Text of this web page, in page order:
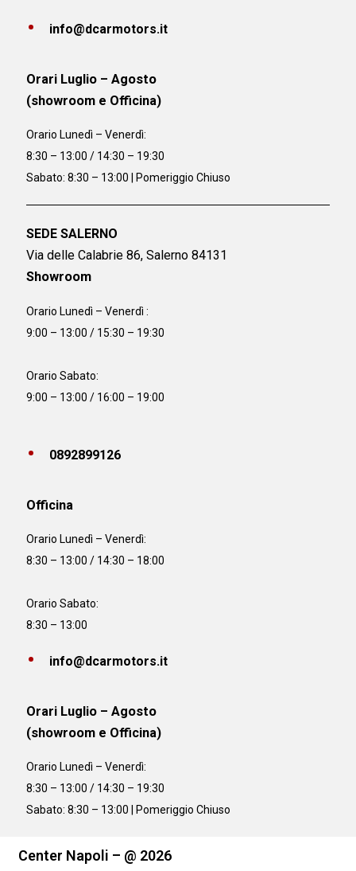
info@dcarmotors.it
Orari Luglio – Agosto
(showroom e Officina)
Orario Lunedì – Venerdì:
8:30 – 13:00 / 14:30 – 19:30
Sabato: 8:30 – 13:00 | Pomeriggio Chiuso
SEDE SALERNO
Via delle Calabrie 86, Salerno 84131
Showroom
Orario Lunedì – Venerdì :
9:00 – 13:00 / 15:30 – 19:30
Orario Sabato:
9:00 – 13:00 / 16:00 – 19:00
0892899126
Officina
Orario Lunedì – Venerdì:
8:30 – 13:00 / 14:30 – 18:00
Orario Sabato:
8:30 – 13:00
info@dcarmotors.it
Orari Luglio – Agosto
(showroom e Officina)
Orario Lunedì – Venerdì:
8:30 – 13:00 / 14:30 – 19:30
Sabato: 8:30 – 13:00 | Pomeriggio Chiuso
Center Napoli – @ 2026